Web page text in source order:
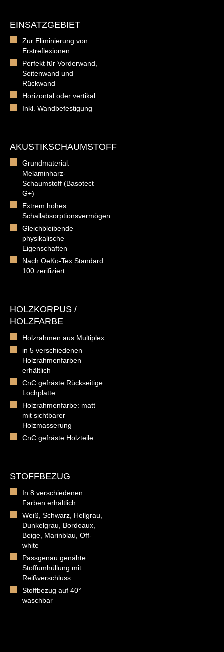
EINSATZGEBIET
Zur Eliminierung von
Erstreflexionen
Perfekt für Vorderwand,
Seitenwand und
Rückwand
Horizontal oder vertikal
Inkl. Wandbefestigung
AKUSTIKSCHAUMSTOFF
Grundmaterial:
Melaminharz-
Schaumstoff (Basotect
G+)
Extrem hohes
Schallabsorptionsvermögen
Gleichbleibende
physikalische
Eigenschaften
Nach OeKo-Tex Standard
100 zerifiziert
HOLZKORPUS /
HOLZFARBE
Holzrahmen aus Multiplex
in 5 verschiedenen
Holzrahmenfarben
erhältlich
CnC gefräste Rückseitige
Lochplatte
Holzrahmenfarbe: matt
mit sichtbarer
Holzmasserung
CnC gefräste Holzteile
STOFFBEZUG
In 8 verschiedenen
Farben erhältlich
Weiß, Schwarz, Hellgrau,
Dunkelgrau, Bordeaux,
Beige, Marinblau, Off-
white
Passgenau genähte
Stoffumhüllung mit
Reißverschluss
Stoffbezug auf 40°
waschbar